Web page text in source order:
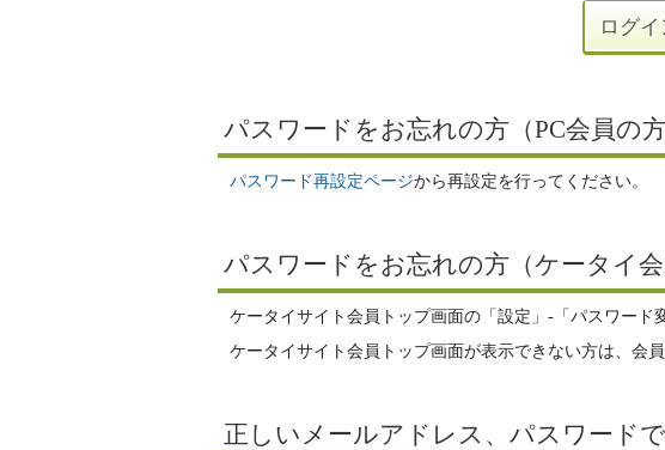
パスワードをお忘れの方（PC会員の方
パスワード再設定ページから再設定を行ってください。
パスワードをお忘れの方（ケータイ会
ケータイサイト会員トップ画面の「設定」-「パスワード
ケータイサイト会員トップ画面が表示できない方は、会
正しいメールアドレス、パスワード